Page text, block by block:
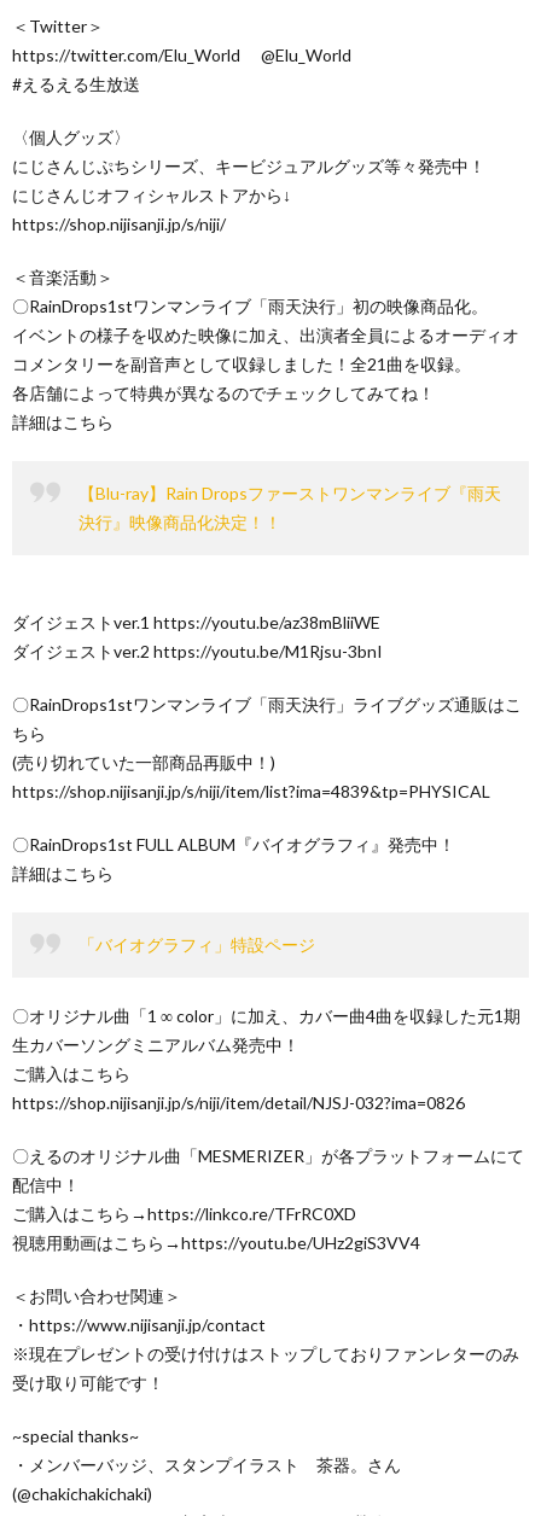
＜Twitter＞
https://twitter.com/Elu_World @Elu_World
#えるえる生放送
〈個人グッズ〉
にじさんじぷちシリーズ、キービジュアルグッズ等々発売中！
にじさんじオフィシャルストアから↓
https://shop.nijisanji.jp/s/niji/
＜音楽活動＞
〇RainDrops1stワンマンライブ「雨天決行」初の映像商品化。
イベントの様子を収めた映像に加え、出演者全員によるオーディオ
コメンタリーを副音声として収録しました！全21曲を収録。
各店舗によって特典が異なるのでチェックしてみてね！
詳細はこちら
【Blu-ray】Rain Dropsファーストワンマンライブ『雨天
決行』映像商品化決定！！
ダイジェストver.1 https://youtu.be/az38mBliiWE
ダイジェストver.2 https://youtu.be/M1Rjsu-3bnI
〇RainDrops1stワンマンライブ「雨天決行」ライブグッズ通販はこ
ちら
(売り切れていた一部商品再販中！)
https://shop.nijisanji.jp/s/niji/item/list?ima=4839&tp=PHYSICAL
〇RainDrops1st FULL ALBUM『バイオグラフィ』発売中！
詳細はこちら
「バイオグラフィ」特設ページ
〇オリジナル曲「1 ∞ color」に加え、カバー曲4曲を収録した元1期
生カバーソングミニアルバム発売中！
ご購入はこちら
https://shop.nijisanji.jp/s/niji/item/detail/NJSJ-032?ima=0826
〇えるのオリジナル曲「MESMERIZER」が各プラットフォームにて
配信中！
ご購入はこちら→https://linkco.re/TFrRC0XD
視聴用動画はこちら→https://youtu.be/UHz2giS3VV4
＜お問い合わせ関連＞
・https://www.nijisanji.jp/contact
※現在プレゼントの受け付けはストップしておりファンレターのみ
受け取り可能です！
~special thanks~
・メンバーバッジ、スタンプイラスト 茶器。さん
(@chakichakichaki)